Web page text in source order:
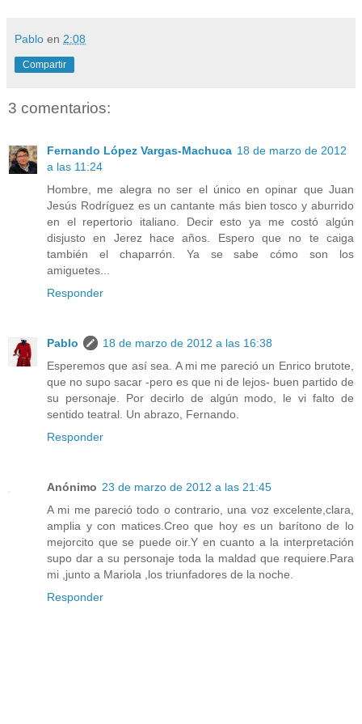
Pablo en 2:08
Compartir
3 comentarios:
Fernando López Vargas-Machuca 18 de marzo de 2012
a las 11:24
Hombre, me alegra no ser el único en opinar que Juan
Jesús Rodríguez es un cantante más bien tosco y aburrido
en el repertorio italiano. Decir esto ya me costó algún
disjusto en Jerez hace años. Espero que no te caiga
también el chaparrón. Ya se sabe cómo son los
amiguetes...
Responder
Pablo
18 de marzo de 2012 a las 16:38
Esperemos que así sea. A mi me pareció un Enrico brutote,
que no supo sacar -pero es que ni de lejos- buen partido de
su personaje. Por decirlo de algún modo, le vi falto de
sentido teatral. Un abrazo, Fernando.
Responder
Anónimo 23 de marzo de 2012 a las 21:45
A mi me pareció todo o contrario, una voz excelente,clara,
amplia y con matices.Creo que hoy es un barítono de lo
mejorcito que se puede oir.Y en cuanto a la interpretación
supo dar a su personaje toda la maldad que requiere.Para
mi ,junto a Mariola ,los triunfadores de la noche.
Responder